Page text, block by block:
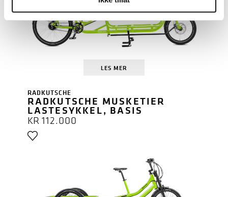
LES MER
RADKUTSCHE
RADKUTSCHE MUSKETIER
LASTESYKKEL, BASIS
KR112.000